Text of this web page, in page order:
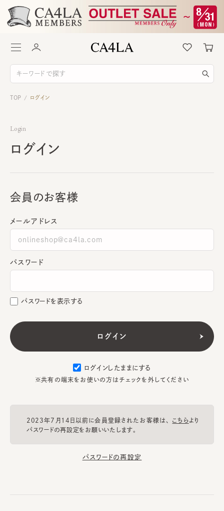
TOP / ログイン
Login
ログイン
会員のお客様
メールアドレス
パスワード
パスワードを表示する
ログインしたままにする
※共有の端末をお使いの方はチェックを外してください
2023年7月14日以前に会員登録されたお客様は、 こちらより
パスワードの再設定をお願いいたします。
パスワードの再設定